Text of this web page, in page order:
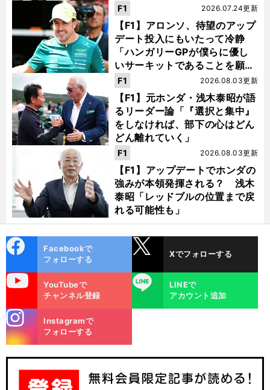
【F1】アロンソ、待望のアップ
デート投入にもいたって冷静
「ハンガリーGPが僕らに優し
いサーキットであることを願
う」
2026.07.24更新
F1
【F1】元ホンダ・浅木泰昭が語
るリーダー論「『選択と集中』
をしなければ、部下の心はどん
どん離れていく」
2026.08.03更新
F1
【F1】アップデートでホンダの
強みが本領発揮される？ 浅木
泰昭「レッドブルの位置まで戻
れる可能性も」
2026.08.03更新
F1
ok
Facebookで
フォローする
Xでフォローする
YouTubeで
チャンネル登録
LINE
LINEで
アカウント追加
m
Instagramで
フォローする